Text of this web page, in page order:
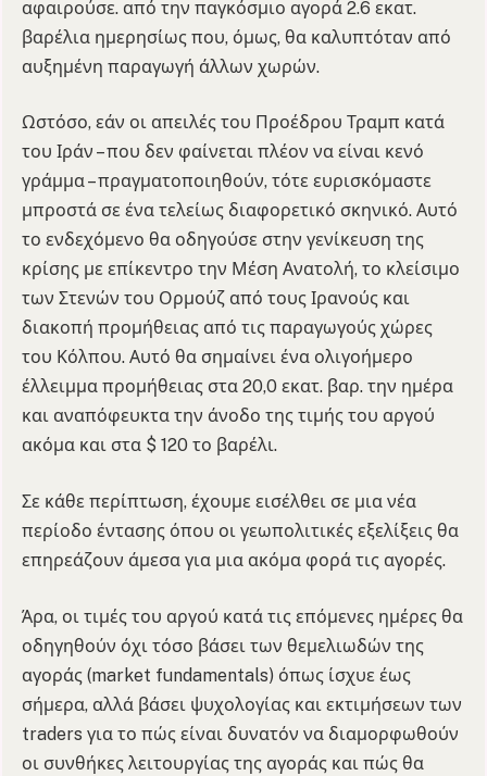
αφαιρούσε. από την παγκόσμιο αγορά 2.6 εκατ.
βαρέλια ημερησίως που, όμως, θα καλυπτόταν από
αυξημένη παραγωγή άλλων χωρών.
Ωστόσο, εάν οι απειλές του Προέδρου Τραμπ κατά
του Ιράν – που δεν φαίνεται πλέον να είναι κενό
γράμμα – πραγματοποιηθούν, τότε ευρισκόμαστε
μπροστά σε ένα τελείως διαφορετικό σκηνικό. Αυτό
το ενδεχόμενο θα οδηγούσε στην γενίκευση της
κρίσης με επίκεντρο την Μέση Ανατολή, το κλείσιμο
των Στενών του Ορμούζ από τους Ιρανούς και
διακοπή προμήθειας από τις παραγωγούς χώρες
του Κόλπου. Αυτό θα σημαίνει ένα ολιγοήμερο
έλλειμμα προμήθειας στα 20,0 εκατ. βαρ. την ημέρα
και αναπόφευκτα την άνοδο της τιμής του αργού
ακόμα και στα $ 120 το βαρέλι.
Σε κάθε περίπτωση, έχουμε εισέλθει σε μια νέα
περίοδο έντασης όπου οι γεωπολιτικές εξελίξεις θα
επηρεάζουν άμεσα για μια ακόμα φορά τις αγορές.
Άρα, οι τιμές του αργού κατά τις επόμενες ημέρες θα
οδηγηθούν όχι τόσο βάσει των θεμελιωδών της
αγοράς (market fundamentals) όπως ίσχυε έως
σήμερα, αλλά βάσει ψυχολογίας και εκτιμήσεων των
traders για το πώς είναι δυνατόν να διαμορφωθούν
οι συνθήκες λειτουργίας της αγοράς και πώς θα